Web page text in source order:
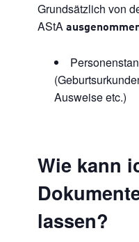
Grundsätzlich von
AStA
Ausweise etc.)
Wie kann
lassen?